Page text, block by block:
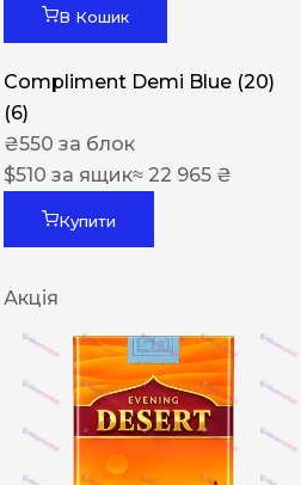
В Кошик
Compliment Demi Blue (20)
(6)
₴550 за блок
$510 за ящик≈ 22 965 ₴
Купити
Акція